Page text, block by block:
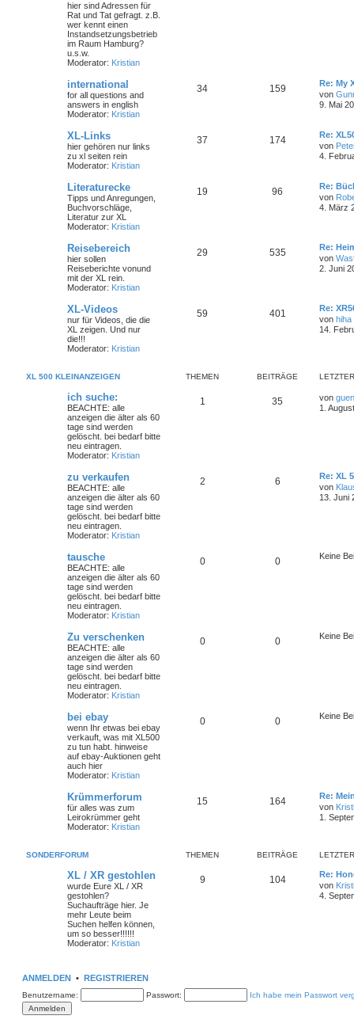
hier sind Adressen für
Rat und Tat gefragt. z.B.
wer kennt einen
Instandsetzungsbetrieb
im Raum Hamburg?
u.s.w.
Moderator: Kristian
international
for all questions and
answers in english
Moderator: Kristian
34 159
Re: My
von
9. Mai
XL-Links
hier gehören nur links
zu xl seiten rein
Moderator: Kristian
37 174
Re:
von
4.
Literaturecke
Tipps und Anregungen,
Buchvorschläge,
Literatur zur XL
Moderator: Kristian
19 96
Re:
von
4. März
Reisebereich
hier sollen
Reiseberichte vonund
mit der XL rein.
Moderator: Kristian
29 535
Re:
von
2. Juni
XL-Videos
nur für Videos, die die
XL zeigen. Und nur
die!!!
Moderator: Kristian
59 401
Re:
von hiha
14.
XL 500 KLEINANZEIGEN THEMEN BEITRÄGE
ich suche:
BEACHTE: alle
anzeigen die älter als 60
tage sind werden
gelöscht. bei bedarf bitte
neu eintragen.
Moderator: Kristian
1 35 von
1.
zu verkaufen
BEACHTE: alle
anzeigen die älter als 60
tage sind werden
gelöscht. bei bedarf bitte
neu eintragen.
Moderator: Kristian
2 6
Re: XL
von
13. Juni
tausche
BEACHTE: alle
anzeigen die älter als 60
tage sind werden
gelöscht. bei bedarf bitte
neu eintragen.
Moderator: Kristian
0 0 Keine
Zu verschenken
BEACHTE: alle
anzeigen die älter als 60
tage sind werden
gelöscht. bei bedarf bitte
neu eintragen.
Moderator: Kristian
0 0 Keine
bei ebay
wenn Ihr etwas bei ebay
verkauft, was mit XL500
zu tun habt. hinweise
auf ebay-Auktionen geht
auch hier
Moderator: Kristian
0 0 Keine
Krümmerforum
für alles was zum
Leirokrümmer geht
Moderator: Kristian
15 164
Re:
von
1.
SONDERFORUM THEMEN BEITRÄGE
XL / XR gestohlen
wurde Eure XL / XR
gestohlen?
Suchaufträge hier. Je
mehr Leute beim
Suchen helfen können,
um so besser!!!!!!
Moderator: Kristian
9 104
Re:
von
4.
ANMELDEN • REGISTRIEREN
Benutzername: Passwort: Ich habe mein Passwort